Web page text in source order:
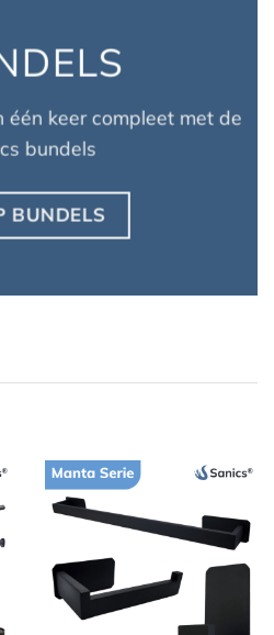
keer compleet met de
bundels
BUNDELS